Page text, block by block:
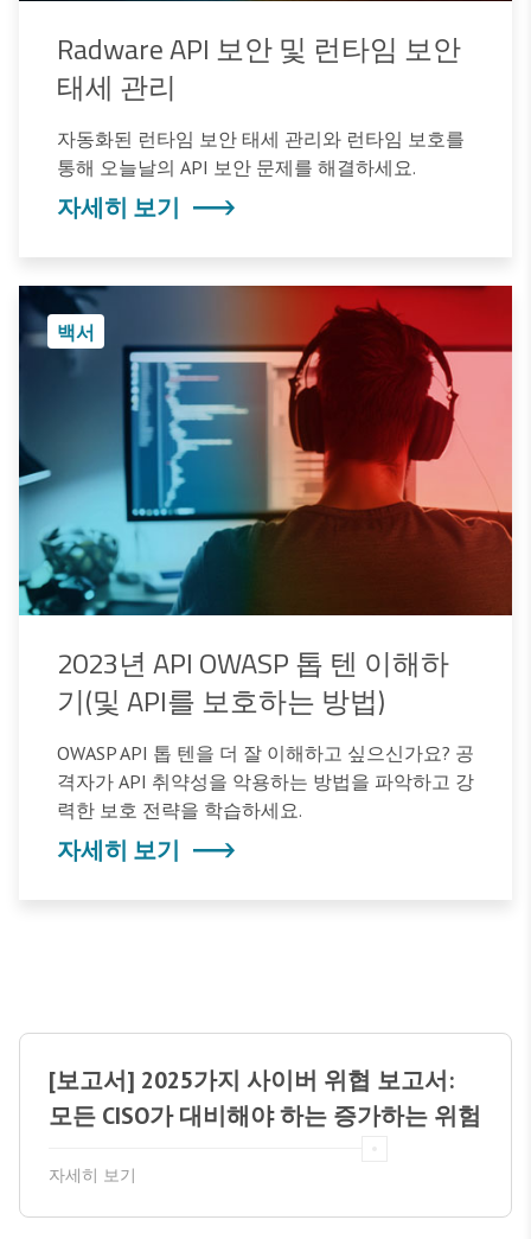
Radware API 보안 및 런타임 보안
태세 관리
자동화된 런타임 보안 태세 관리와 런타임 보호를
통해 오늘날의 API 보안 문제를 해결하세요.
자세히 보기
백서
2023년 API OWASP 톱 텐 이해하
기(및 API를 보호하는 방법)
OWASP API 톱 텐을 더 잘 이해하고 싶으신가요? 공
격자가 API 취약성을 악용하는 방법을 파악하고 강
력한 보호 전략을 학습하세요.
자세히 보기
[보고서] 2025가지 사이버 위협 보고서:
모든 CISO가 대비해야 하는 증가하는 위험
자세히 보기